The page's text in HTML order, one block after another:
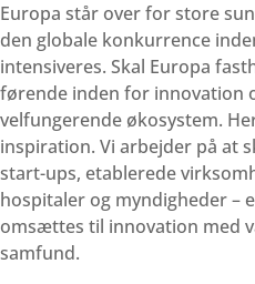
Europa står over for store
den globale konkurrence
intensiveres. Skal Europa
førende inden for innovation
velfungerende økosystem.
inspiration. Vi arbejder på at
start-ups, etablerede
hospitaler og myndigheder –
omsættes til innovation med
samfund.